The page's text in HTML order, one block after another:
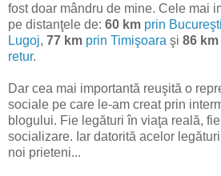
fost doar mândru de mine. Cele mai
pe distanţele de: 60 km prin Bucureşti
Lugoj, 77 km prin Timişoara şi 86 km
retur.
Dar cea mai importantă reuşită o
sociale pe care le-am creat prin
blogului. Fie legături în viaţa reală,
socializare. Iar datorită acelor
noi prieteni...